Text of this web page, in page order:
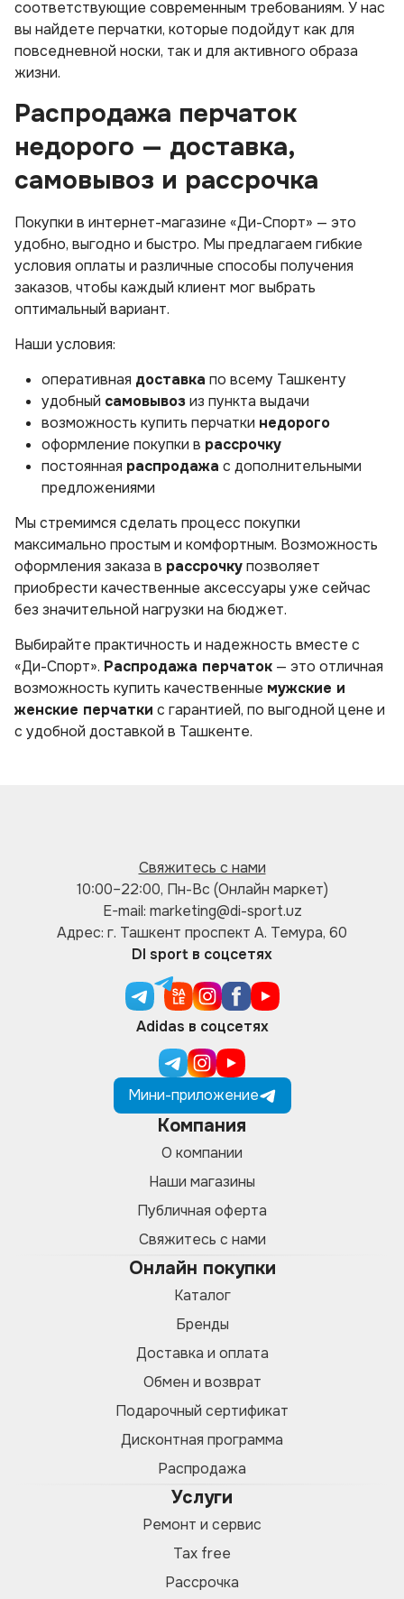
соответствующие современным требованиям. У нас
вы найдете перчатки, которые подойдут как для
повседневной носки, так и для активного образа
жизни.
Распродажа перчаток
недорого — доставка,
самовывоз и рассрочка
Покупки в интернет-магазине «Ди-Спорт» — это
удобно, выгодно и быстро. Мы предлагаем гибкие
условия оплаты и различные способы получения
заказов, чтобы каждый клиент мог выбрать
оптимальный вариант.
Наши условия:
оперативная доставка по всему Ташкенту
удобный самовывозиз пункта выдачи
возможность купить перчатки недорого
оформление покупки в рассрочку
постоянная распродажа с дополнительными
предложениями
Мы стремимся сделать процесс покупки
максимально простым и комфортным. Возможность
оформления заказа в рассрочкупозволяет
приобрести качественные аксессуары уже сейчас
без значительной нагрузки на бюджет.
Выбирайте практичность и надежность вместе с
«Ди-Спорт». Распродажа перчаток — это отличная
возможность купить качественные мужские и
женские перчатки с гарантией, по выгодной цене и
с удобной доставкой в Ташкенте.
Свяжитесь с нами
10:00–22:00, Пн-Вс (Онлайн маркет)
E-mail: marketing@di-sport.uz
Адрес: г. Ташкент проспект А. Темура, 60
DI sport в соцсетях
Adidas в соцсетях
Мини-приложение
Компания
О компании
Наши магазины
Публичная оферта
Свяжитесь с нами
Онлайн покупки
Каталог
Бренды
Доставка и оплата
Обмен и возврат
Подарочный сертификат
Дисконтная программа
Распродажа
Услуги
Ремонт и сервис
Tax free
Рассрочка